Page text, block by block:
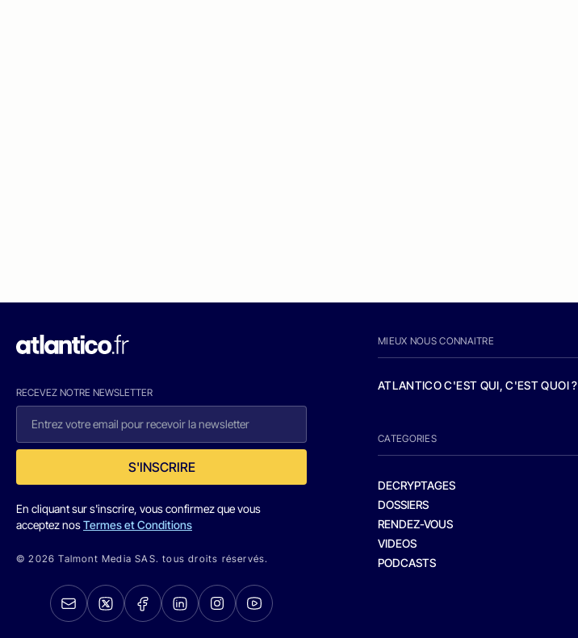
RECEVEZ NOTRE NEWSLETTER
S'INSCRIRE
En cliquant sur s'inscrire, vous confirmez que vous
acceptez nosTermes et Conditions
© 2026 Talmont Media SAS. tous droits réservés.
MIEUX NOUS CONNAITRE
ATLANTICO C'EST QUI, C'EST QUOI ?
CATEGORIES
DECRYPTAGES
DOSSIERS
RENDEZ-VOUS
VIDEOS
PODCASTS